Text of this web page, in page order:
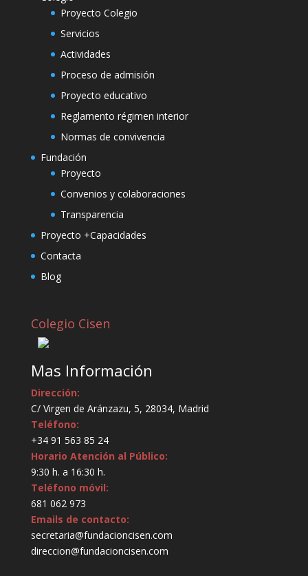
Proyecto Colegio
Servicios
Actividades
Proceso de admisión
Proyecto educativo
Reglamento régimen interior
Normas de convivencia
Fundación
Proyecto
Convenios y colaboraciones
Transparencia
Proyecto +Capacidades
Contacta
Blog
Colegio Cisen
Mas Información
Dirección:
C/ Virgen de Aránzazu, 5, 28034, Madrid
Teléfono:
+34 91 563 85 24
Horario Atención al Público:
9:30 h. a 16:30 h.
Teléfono móvil:
681 062 973
Emails de contacto:
secretaria@fundacioncisen.com
direccion@fundacioncisen.com